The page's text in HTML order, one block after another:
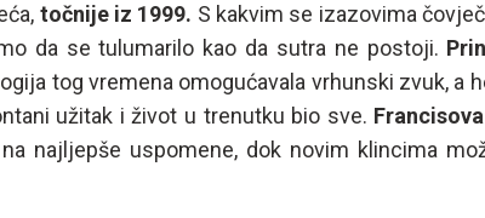
točnije iz 1999. S kakvim se izazovima
da se tulumarilo kao da sutra ne postoji.
tog vremena omogućavala vrhunski zvuk, a
užitak i život u trenutku bio sve.
najljepše uspomene, dok novim klincima